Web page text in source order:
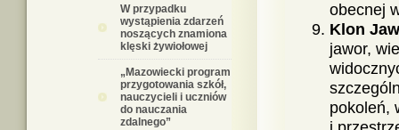
W przypadku
wystąpienia zdarzeń
noszących znamiona
klęski żywiołowej
„Mazowiecki program
przygotowania szkół,
nauczycieli i uczniów
do nauczania
zdalnego”
obecnej
Klon
jawor,
pokoleń,